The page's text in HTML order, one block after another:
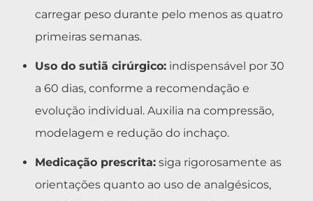
carregar peso durante pelo menos as quatro
primeiras semanas.
Uso do sutiã cirúrgico: indispensável por 30
a 60 dias, conforme a recomendação e
evolução individual. Auxilia na compressão,
modelagem e redução do inchaço.
Medicação prescrita: siga rigorosamente as
orientações quanto ao uso de analgésicos,